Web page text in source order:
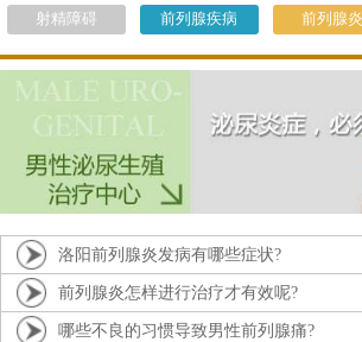
射精障碍 前列腺疾病 前列腺炎
洛阳前列腺炎发病有哪些症状?
前列腺炎怎样进行治疗才有效呢?
哪些不良的习惯导致男性前列腺痛?